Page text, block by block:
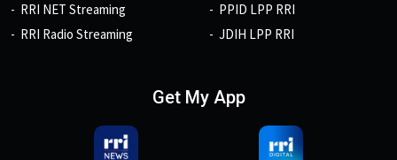
RRI NET Streaming
RRI Radio Streaming
PPID LPP RRI
JDIH LPP RRI
Get My App